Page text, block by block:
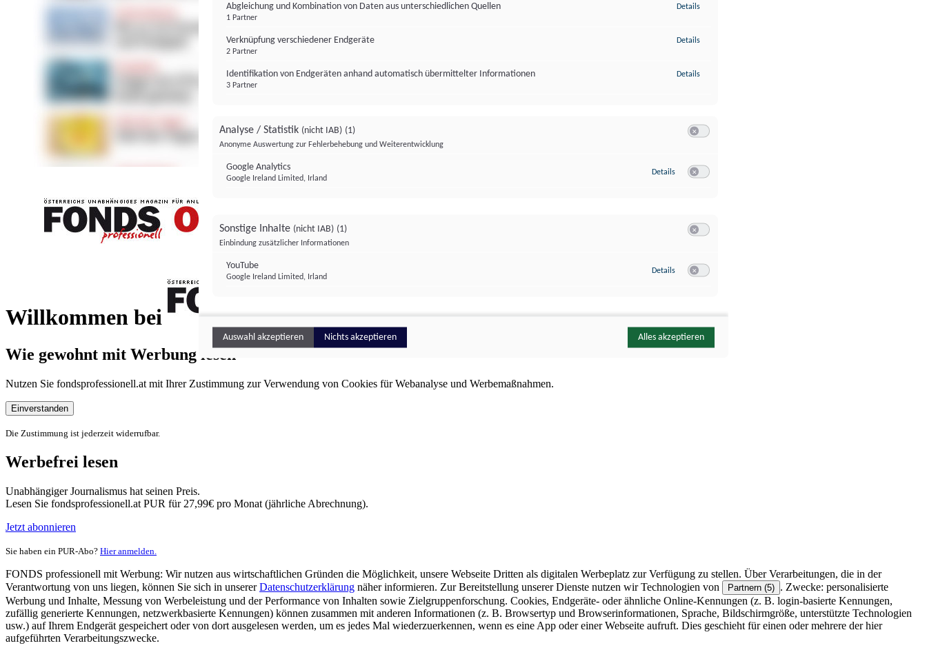
Willkommen bei
FONDS professionell
Wie gewohnt mit Werbung lesen
Nutzen Sie fondsprofessionell.at mit Ihrer Zustimmung zur Verwendung von Cookies für Webanalyse und Werbemaßnahmen.
Einverstanden
Die Zustimmung ist jederzeit widerrufbar.
Werbefrei lesen
Unabhängiger Journalismus hat seinen Preis.
Lesen Sie fondsprofessionell.at PUR für 27,99€ pro Monat (jährliche Abrechnung).
Jetzt abonnieren
Sie haben ein PUR-Abo? Hier anmelden.
FONDS professionell mit Werbung: Wir nutzen aus wirtschaftlichen Gründen die Möglichkeit, unsere Webseite Dritten als digitalen Werbeplatz zur Verfügung zu stellen. Über Verarbeitungen, die in der
Verantwortung von uns liegen, können Sie sich in unsererDatenschutzerklärung näher informieren. Zur Bereitstellung unserer Dienste nutzen wir Technologien von Partnern (5) . Zwecke: personalisierte
Werbung und Inhalte, Messung von Werbeleistung und der Performance von Inhalten sowie Zielgruppenforschung. Cookies, Endgeräte- oder ähnliche Online-Kennungen (z. B. login-basierte Kennungen,
zufällig generierte Kennungen, netzwerkbasierte Kennungen) können zusammen mit anderen Informationen (z. B. Browsertyp und Browserinformationen, Sprache, Bildschirmgröße, unterstützte Technologien
usw.) auf Ihrem Endgerät gespeichert oder von dort ausgelesen werden, um es jedes Mal wiederzuerkennen, wenn es eine App oder einer Webseite aufruft. Dies geschieht für einen oder mehrere der hier
aufgeführten Verarbeitungszwecke.
Abgleichung und Kombination von Daten aus unterschiedlichen Quellen
1 Partner
Details
Verknüpfung verschiedener Endgeräte
2 Partner
Details
Identifikation von Endgeräten anhand automatisch übermittelter Informationen
3 Partner
Details
Analyse / Statistik (nicht IAB) (1)
Anonyme Auswertung zur Fehlerbehebung und Weiterentwicklung
Google Analytics
Google Ireland Limited, Irland
Details zu Google Analytics
Sonstige Inhalte (nicht IAB) (1)
Einbindung zusätzlicher Informationen
YouTube
Google Ireland Limited, Irland
Details zu YouTube
Auswahl akzeptieren Nichts akzeptieren Alles akzeptieren